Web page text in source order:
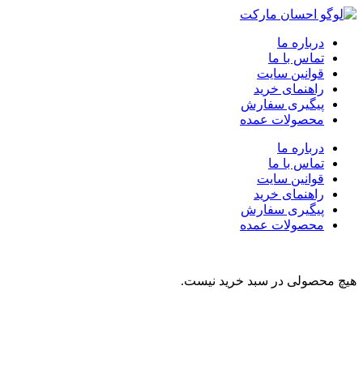
درباره ما
تماس با ما
قوانین سایت
راهنمای خرید
پیگیری سفارش
محصولات عمده
درباره ما
تماس با ما
قوانین سایت
راهنمای خرید
پیگیری سفارش
محصولات عمده
هیچ محصولی در سبد خرید نیست.